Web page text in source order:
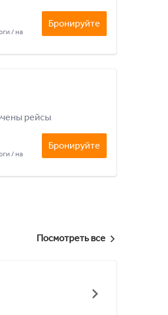
/ на
Бронируйте
рейсы
/ на
Бронируйте
Посмотреть все